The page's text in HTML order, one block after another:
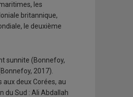
les
britannique,
le deuxième
sunnite (Bonnefoy,
2017).
deux Corées, au
du Sud : Ali Abdallah